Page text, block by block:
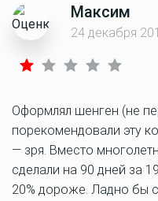
Максим
24 декабря
Оформлял шенген (не
порекомендовали эту
— зря. Вместо
сделали на 90 дней за
20% дороже. Ладно бы